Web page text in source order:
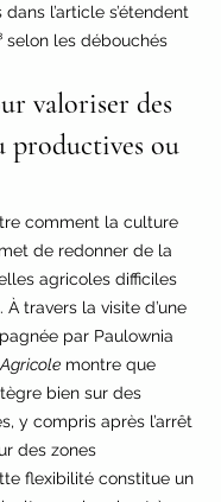
selon les débouchés
valoriser des
productives ou
comment la culture
de redonner de la
agricoles difficiles
travers la visite d’une
par Paulownia
montre que
bien sur des
y compris après l’arrêt
des zones
flexibilité constitue un